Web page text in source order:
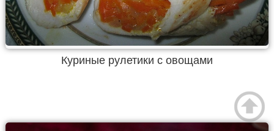
Куриные рулетики с овощами